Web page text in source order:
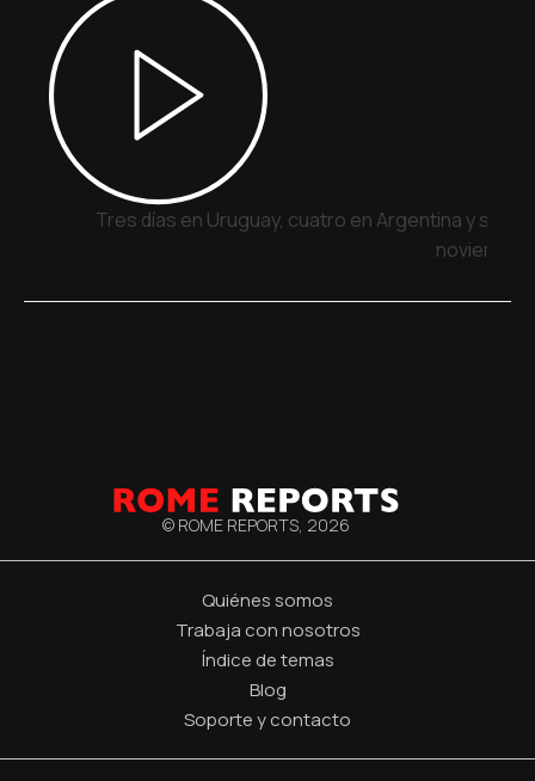
Tres días en Uruguay, cuatro en Argentina y
noviembre
© ROME REPORTS, 2026
Quiénes somos
Trabaja con nosotros
Índice de temas
Blog
Soporte y contacto